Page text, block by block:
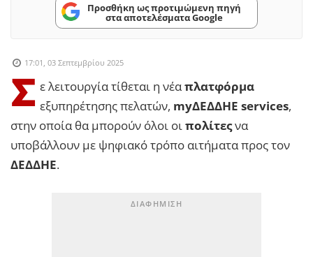
Προσθήκη ως προτιμώμενη πηγή
στα αποτελέσματα Google
17:01, 03 Σεπτεμβρίου 2025
Σ ε λειτουργία τίθεται η νέαπλατφόρμα
εξυπηρέτησης πελατών, myΔΕΔΔΗΕ services,
στην οποία θα μπορούν όλοι οιπολίτεςνα
υποβάλλουν με ψηφιακό τρόπο αιτήματα προς τον
ΔΕΔΔΗΕ.